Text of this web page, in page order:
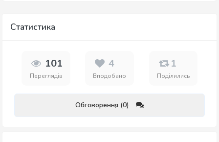
Статистика
101
Переглядів
4
Вподобано
1
Поділились
Обговорення (0)